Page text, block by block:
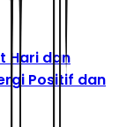
Hari dan
Positif dan